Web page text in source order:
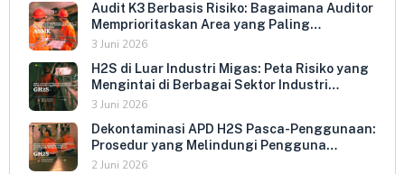
Audit K3 Berbasis Risiko: Bagaimana Auditor
Memprioritaskan Area yang Paling
Menentukan Kepatuhan Perusahaan
3 Juni 2026
H2S di Luar Industri Migas: Peta Risiko yang
Mengintai di Berbagai Sektor Industri
Indonesia
3 Juni 2026
Dekontaminasi APD H2S Pasca-Penggunaan:
Prosedur yang Melindungi Pengguna
Berikutnya dan Memperpanjang Umur
2 Juni 2026